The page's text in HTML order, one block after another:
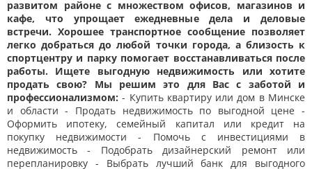
развитом районе с множеством офисов, магазинов и
кафе, что упрощает ежедневные дела и деловые
встречи. Хорошее транспортное сообщение позволяет
легко добраться до любой точки города, а близость к
спортцентру и парку помогает восстанавливаться после
работы. Ищете выгодную недвижимость или хотите
продать свою? Мы решим это для Вас с заботой и
профессионализмом: - Купить квартиру или дом в Минске
и области - Продать недвижимость по выгодной цене -
Оформить ипотеку, семейный капитал или кредит на
покупку недвижимости - Помочь с инвестициями в
недвижимость - Подобрать дизайнерский ремонт или
перепланировку - Выбрать лучший банк для выгодного